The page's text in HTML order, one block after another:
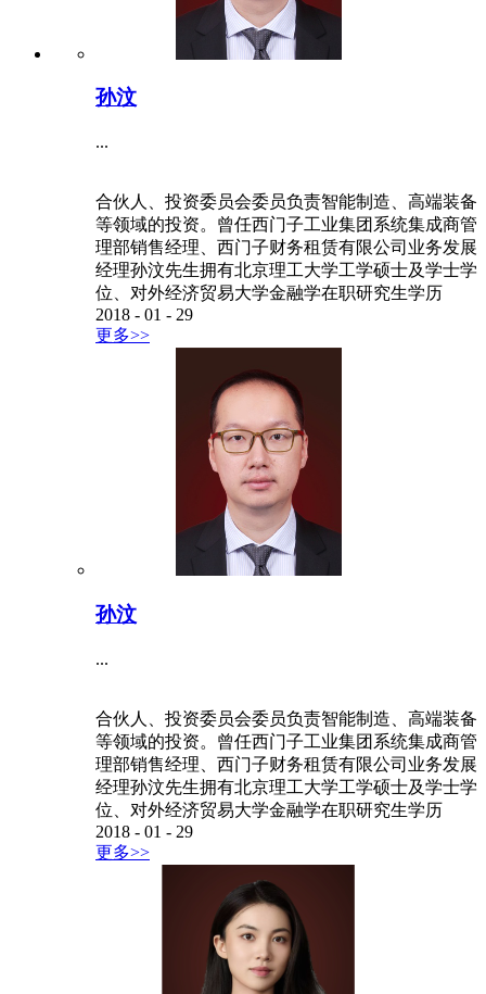
孙汶
...
合伙人、投资委员会委员负责智能制造、高端装备
等领域的投资。曾任西门子工业集团系统集成商管
理部销售经理、西门子财务租赁有限公司业务发展
经理孙汶先生拥有北京理工大学工学硕士及学士学
位、对外经济贸易大学金融学在职研究生学历
2018 - 01 - 29
更多>>
孙汶
...
合伙人、投资委员会委员负责智能制造、高端装备
等领域的投资。曾任西门子工业集团系统集成商管
理部销售经理、西门子财务租赁有限公司业务发展
经理孙汶先生拥有北京理工大学工学硕士及学士学
位、对外经济贸易大学金融学在职研究生学历
2018 - 01 - 29
更多>>